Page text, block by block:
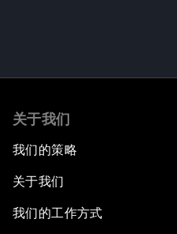
关于我们
我们的策略
关于我们
我们的工作方式